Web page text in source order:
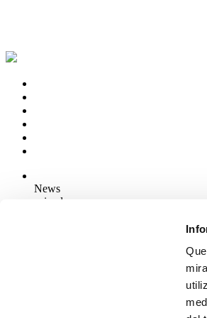
News
aziende